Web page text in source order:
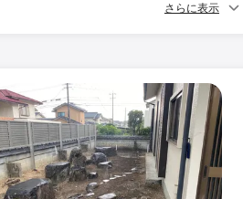
さらに表示